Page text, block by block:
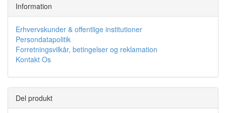
Information
Erhvervskunder & offentlige institutioner
Persondatapolitik
Forretningsvilkår, betingelser og reklamation
Kontakt Os
Del produkt